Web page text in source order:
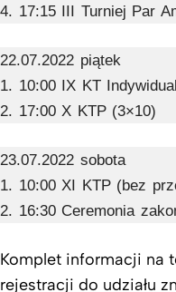
4. 17:15 III Turniej Par
22.07.2022 piątek
1. 10:00 IX KT
2. 17:00 X KTP (3×10)
23.07.2022 sobota
1. 10:00 XI KTP (bez
2. 16:30 Ceremonia
Komplet informacji na
rejestracji do udziału